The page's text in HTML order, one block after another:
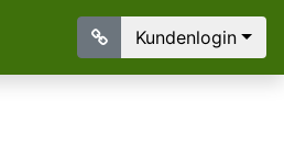
Kundenlogin